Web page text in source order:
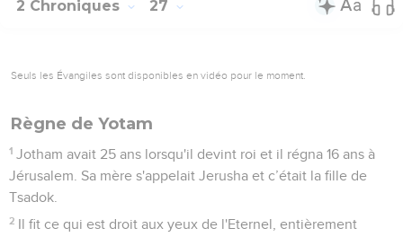
2 Chroniques 27
Seuls les Évangiles sont disponibles en vidéo pour le moment.
Règne de Yotam
1 Jotham avait 25 ans lorsqu'il devint roi et il régna 16 ans à
Jérusalem. Sa mère s'appelait Jerusha et c’était la fille de
Tsadok.
2 Il fit ce qui est droit aux yeux de l'Eternel, entièrement